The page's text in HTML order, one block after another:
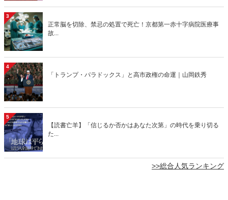
3
正常脳を切除、禁忌の処置で死亡！京都第一赤十字病院医療事
故...
4
「トランプ・パラドックス」と高市政権の命運｜山岡鉄秀
5
【読書亡羊】「信じるか否かはあなた次第」の時代を乗り切る
た...
>>総合人気ランキング